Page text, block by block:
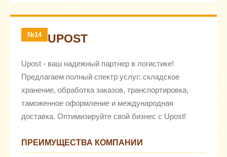
№14 UPOST
Upost - ваш надежный партнер в логистике!
Предлагаем полный спектр услуг: складское
хранение, обработка заказов, транспортировка,
таможенное оформление и международная
доставка. Оптимизируйте свой бизнес с Upost!
ПРЕИМУЩЕСТВА КОМПАНИИ